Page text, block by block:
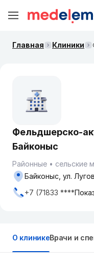
Главная Клиники
Фельдшерско-
Байконыс
Районные
сельские
Байконыс, ул.
+7 (71833 ****
О клиникеВрачи и